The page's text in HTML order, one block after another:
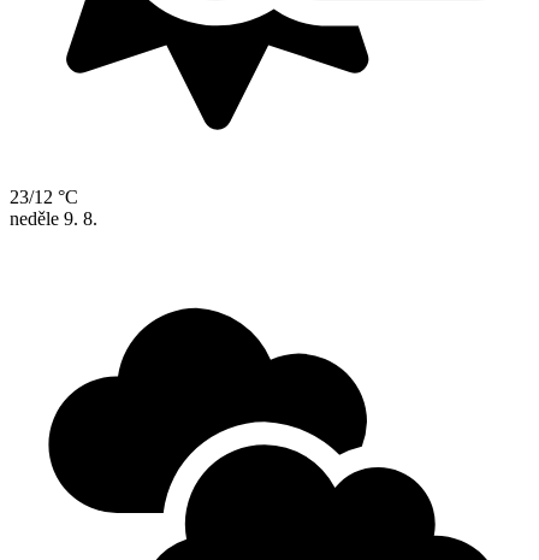
23/12 °C
neděle 9. 8.